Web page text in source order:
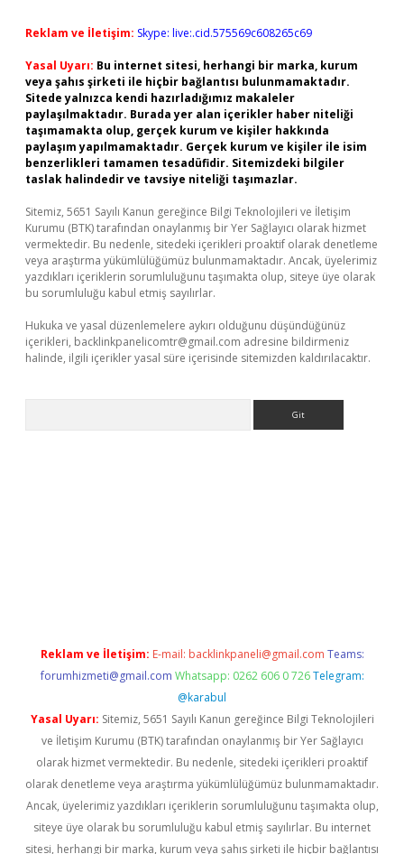
Reklam ve İletişim: Skype: live:.cid.575569c608265c69
Yasal Uyarı: Bu internet sitesi, herhangi bir marka, kurum
veya şahıs şirketi ile hiçbir bağlantısı bulunmamaktadır.
Sitede yalnızca kendi hazırladığımız makaleler
paylaşılmaktadır. Burada yer alan içerikler haber niteliği
taşımamakta olup, gerçek kurum ve kişiler hakkında
paylaşım yapılmamaktadır. Gerçek kurum ve kişiler ile isim
benzerlikleri tamamen tesadüfidir. Sitemizdeki bilgiler
taslak halindedir ve tavsiye niteliği taşımazlar.
Sitemiz, 5651 Sayılı Kanun gereğince Bilgi Teknolojileri ve İletişim
Kurumu (BTK) tarafından onaylanmış bir Yer Sağlayıcı olarak hizmet
vermektedir. Bu nedenle, sitedeki içerikleri proaktif olarak denetleme
veya araştırma yükümlülüğümüz bulunmamaktadır. Ancak, üyelerimiz
yazdıkları içeriklerin sorumluluğunu taşımakta olup, siteye üye olarak
bu sorumluluğu kabul etmiş sayılırlar.
Hukuka ve yasal düzenlemelere aykırı olduğunu düşündüğünüz
içerikleri, backlinkpanelicomtr@gmail.com adresine bildirmeniz
halinde, ilgili içerikler yasal süre içerisinde sitemizden kaldırılacaktır.
Reklam ve İletişim: E-mail: backlinkpaneli@gmail.com Teams:
forumhizmeti@gmail.com Whatsapp: 0262 606 0 726 Telegram:
@karabul
Yasal Uyarı: Sitemiz, 5651 Sayılı Kanun gereğince Bilgi Teknolojileri
ve İletişim Kurumu (BTK) tarafından onaylanmış bir Yer Sağlayıcı
olarak hizmet vermektedir. Bu nedenle, sitedeki içerikleri proaktif
olarak denetleme veya araştırma yükümlülüğümüz bulunmamaktadır.
Ancak, üyelerimiz yazdıkları içeriklerin sorumluluğunu taşımakta olup,
siteye üye olarak bu sorumluluğu kabul etmiş sayılırlar. Bu internet
sitesi, herhangi bir marka, kurum veya şahıs şirketi ile hiçbir bağlantısı